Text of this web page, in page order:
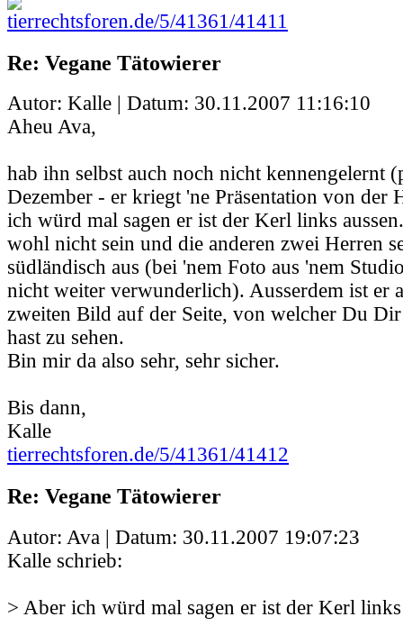
tierrechtsforen.de/5/41361/41411
Re: Vegane Tätowierer
Autor: Kalle | Datum: 30.11.2007 11:16:10
Aheu Ava,
hab ihn selbst auch noch nicht kennengelernt
Dezember - er kriegt 'ne Präsentation von der
ich würd mal sagen er ist der Kerl links
wohl nicht sein und die anderen zwei Herren
südländisch aus (bei 'nem Foto aus 'nem
nicht weiter verwunderlich). Ausserdem ist er
zweiten Bild auf der Seite, von welcher Du
hast zu sehen.
Bin mir da also sehr, sehr sicher.
Bis dann,
Kalle
tierrechtsforen.de/5/41361/41412
Re: Vegane Tätowierer
Autor: Ava | Datum: 30.11.2007 19:07:23
Kalle schrieb:
> Aber ich würd mal sagen er ist der Kerl links